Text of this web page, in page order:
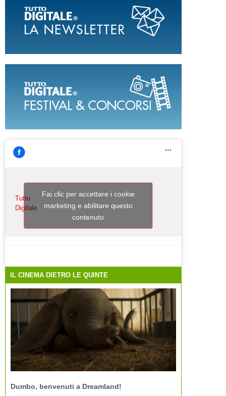
Tutto
Digitale
Fai clic per accettare i cookie
marketing e abilitare questo
contenuto
IL CINEMA DIETRO LE QUINTE
Dumbo, benvenuti a Dreamland!